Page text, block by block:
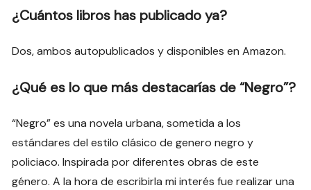
¿Cuántos libros has publicado ya?
Dos, ambos autopublicados y disponibles en Amazon.
¿Qué es lo que más destacarías de “Negro”?
“Negro” es una novela urbana, sometida a los
estándares del estilo clásico de genero negro y
policiaco. Inspirada por diferentes obras de este
género. A la hora de escribirla mi interés fue realizar una